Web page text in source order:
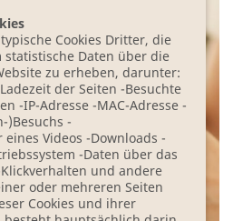
Cookies Dritter, die
Daten über die
zu erheben, darunter:
der Seiten -Besuchte
-IP-Adresse -MAC-Adresse -
)Besuchs -
Videos -Downloads -
-Daten über das
und andere
oder mehreren Seiten
Cookies und ihrer